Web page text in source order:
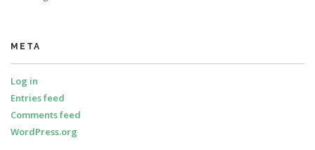
META
Log in
Entries feed
Comments feed
WordPress.org